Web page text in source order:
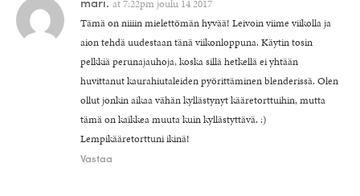
at7:22pm joulu 14 2017
Tämä on niiiin mielettömän hyvää! Leivoin viime viikolla ja
aion tehdä uudestaan tänä viikonloppuna. Käytin tosin
pelkkiä perunajauhoja, koska sillä hetkellä ei yhtään
huvittanut kaurahiutaleiden pyörittäminen blenderissä. Olen
ollut jonkin aikaa vähän kyllästynyt kääretorttuihin, mutta
tämä on kaikkea muuta kuin kyllästyttävä. :)
Lempikääretorttuni ikinä!
Vastaa